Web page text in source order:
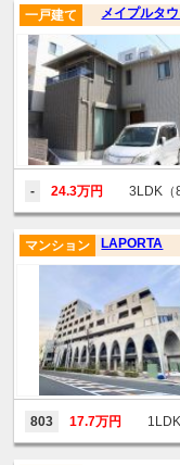
メイプルタ
一戸建て
- 24.3万円 3LDK（
LAPORTA
マンション
803 17.7万円